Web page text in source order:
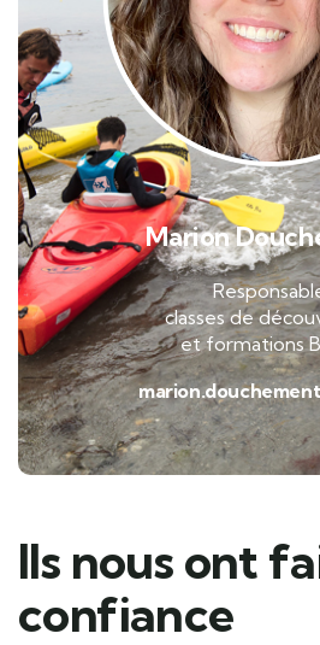
Marion
classes de
et formations
Ils nous ont
confiance